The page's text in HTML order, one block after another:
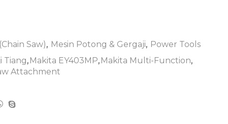
Saw), Mesin Potong & Gergaji, Power Tools
Tiang, Makita EY403MP, Makita Multi-Function,
Attachment